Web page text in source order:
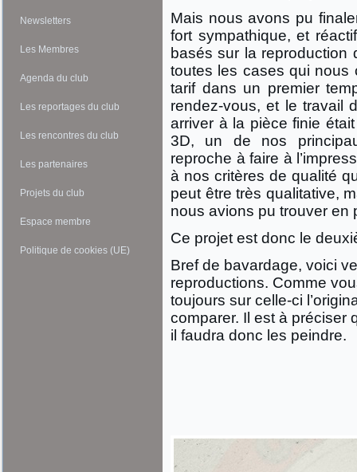
Newsletters
Les Membres
Agenda du club
Les reportages du club
Les rencontres du club
Les partenaires
Projets du club
Espace membre
Politique de cookies (UE)
Mais nous avons pu
fort sympathique, et
basés sur la reproduction
toutes les cases qui nous
tarif dans un premier
rendez-vous, et le travail
arriver à la pièce finie
3D, un de nos
reproche à faire à
à nos critères de qualité
peut être très qualitative,
nous avions pu trouver en
Ce projet est donc le
Bref de bavardage, voici
reproductions. Comme
toujours sur celle-ci
comparer. Il est à préciser
il faudra donc les peindre.